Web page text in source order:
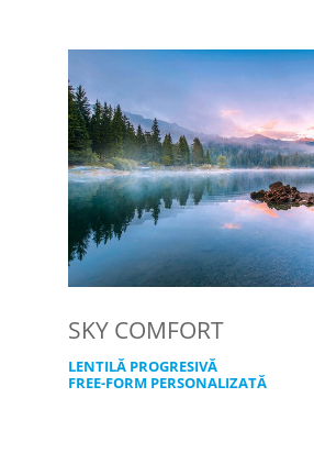
SKY COMFORT
LENTILĂ PROGRESIVĂ
FREE-FORM PERSONALIZATĂ